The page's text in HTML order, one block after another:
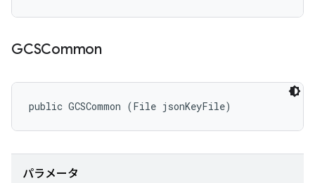
GCSCommon
public GCSCommon (File jsonKeyFile)
パラメータ